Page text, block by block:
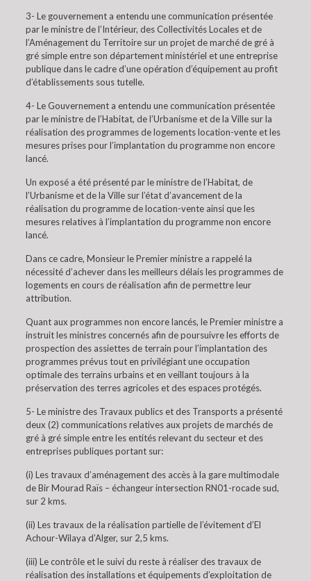
3- Le gouvernement a entendu une communication présentée
par le ministre de l’Intérieur, des Collectivités Locales et de
l’Aménagement du Territoire sur un projet de marché de gré à
gré simple entre son département ministériel et une entreprise
publique dans le cadre d’une opération d’équipement au profit
d’établissements sous tutelle.
4- Le Gouvernement a entendu une communication présentée
par le ministre de l’Habitat, de l’Urbanisme et de la Ville sur la
réalisation des programmes de logements location-vente et les
mesures prises pour l’implantation du programme non encore
lancé.
Un exposé a été présenté par le ministre de l’Habitat, de
l’Urbanisme et de la Ville sur l’état d’avancement de la
réalisation du programme de location-vente ainsi que les
mesures relatives à l’implantation du programme non encore
lancé.
Dans ce cadre, Monsieur le Premier ministre a rappelé la
nécessité d’achever dans les meilleurs délais les programmes de
logements en cours de réalisation afin de permettre leur
attribution.
Quant aux programmes non encore lancés, le Premier ministre a
instruit les ministres concernés afin de poursuivre les efforts de
prospection des assiettes de terrain pour l’implantation des
programmes prévus tout en privilégiant une occupation
optimale des terrains urbains et en veillant toujours à la
préservation des terres agricoles et des espaces protégés.
5- Le ministre des Travaux publics et des Transports a présenté
deux (2) communications relatives aux projets de marchés de
gré à gré simple entre les entités relevant du secteur et des
entreprises publiques portant sur:
(i) Les travaux d’aménagement des accès à la gare multimodale
de Bir Mourad Raïs – échangeur intersection RN01-rocade sud,
sur 2 kms.
(ii) Les travaux de la réalisation partielle de l’évitement d’El
Achour-Wilaya d’Alger, sur 2,5 kms.
(iii) Le contrôle et le suivi du reste à réaliser des travaux de
réalisation des installations et équipements d’exploitation de